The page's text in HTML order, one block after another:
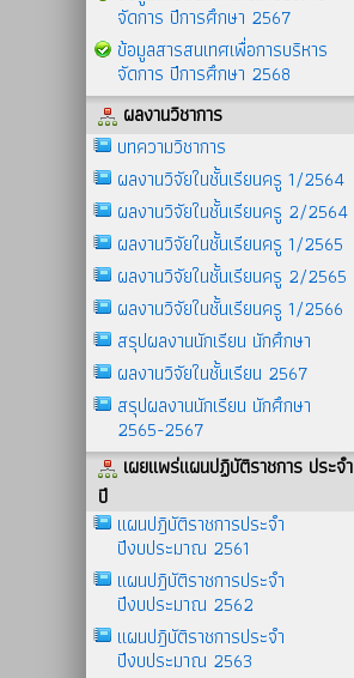
จัดการ ปีการศึกษา 2567
ข้อมูลสารสนเทศเพื่อการบริหาร
จัดการ ปีการศึกษา 2568
ผลงานวิชาการ
บทความวิชาการ
ผลงานวิจัยในชั้นเรียนครู 1/2564
ผลงานวิจัยในชั้นเรียนครู 2/2564
ผลงานวิจัยในชั้นเรียนครู 1/2565
ผลงานวิจัยในชั้นเรียนครู 2/2565
ผลงานวิจัยในชั้นเรียนครู 1/2566
สรุปผลงานนักเรียน นักศึกษา
ผลงานวิจัยในชั้นเรียน 2567
สรุปผลงานนักเรียน นักศึกษา
2565-2567
เผยแพร่แผนปฏิบัติราชการ ประจำ
ปี
แผนปฎิบัติราชการประจำ
ปีงบประมาณ 2561
แผนปฎิบัติราชการประจำ
ปีงบประมาณ 2562
แผนปฎิบัติราชการประจำ
ปีงบประมาณ 2563